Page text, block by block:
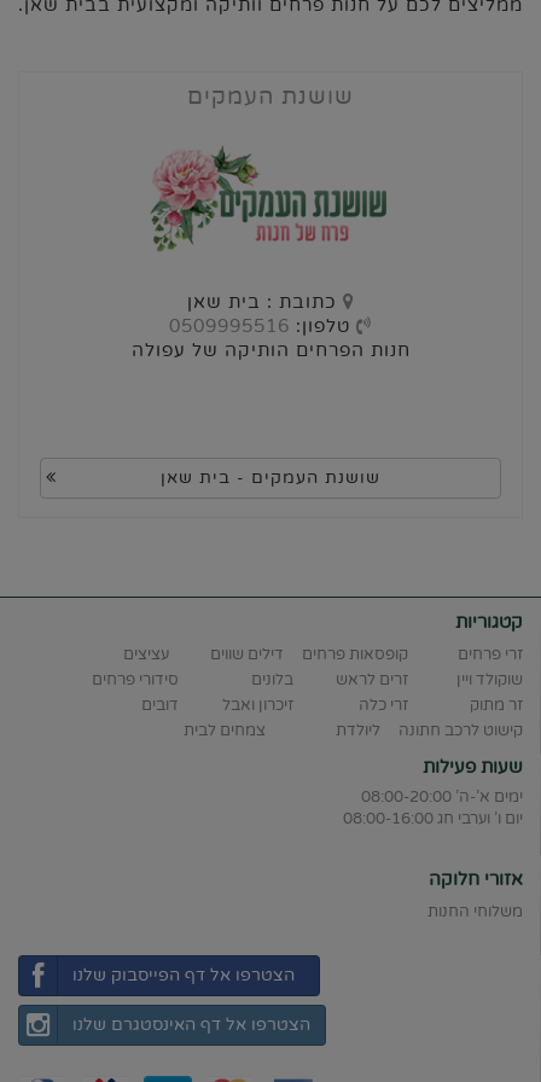
ממליצים לכם על חנות פרחים וותיקה ומקצועית בבית שאן.
שושנת העמקים
כתובת : בית שאן
טלפון: 0509995516
חנות הפרחים הותיקה של עפולה
שושנת העמקים - בית שאן
קטגוריות
זרי פרחים קופסאות פרחים דילים שווים
עציצים
שוקולד ויין
זרים לראש בלונים
סידורי פרחים
זר מתוק
זרי כלה זיכרון ואבל
דובים
קישוט לרכב חתונה
ליולדת צמחים לבית
שעות פעילות
ימים א'-ה' 08:00-20:00
יום ו' וערבי חג 08:00-16:00
אזורי חלוקה
משלוחי החנות
הצטרפו אל דף הפייסבוק שלנו
הצטרפו אל דף האינסטגרם שלנו